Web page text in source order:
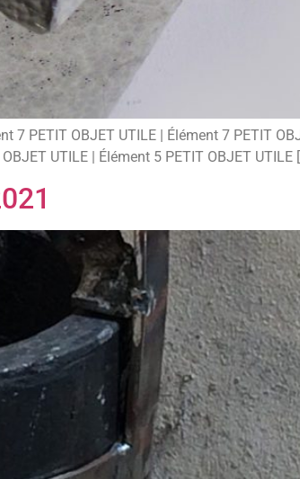
PETIT OBJET UTILE | Élément 7 PETIT
UTILE | Élément 5 PETIT OBJET UTILE